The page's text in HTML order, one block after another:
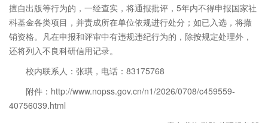
擅自出版等行为的，一经查实，将通报批评，5年内不得申报国家社
科基金各类项目，并责成所在单位依规进行处分；如已入选，将撤
销资格。凡在申报和评审中有违规违纪行为的，除按规定处理外，
还将列入不良科研信用记录。
校内联系人：张琪，电话：83175768
附件：http://www.nopss.gov.cn/n1/2026/0708/c459559-
40756039.html